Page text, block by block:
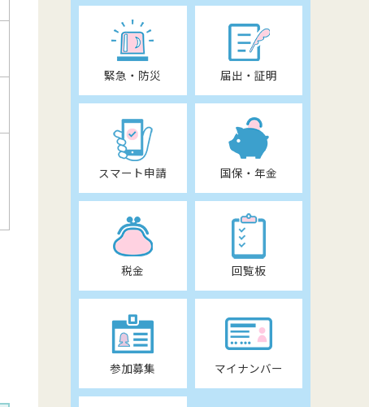
緊急・防災 届出・証明
スマート申請 国保・年金
税金 回覧板
参加募集 マイナンバー